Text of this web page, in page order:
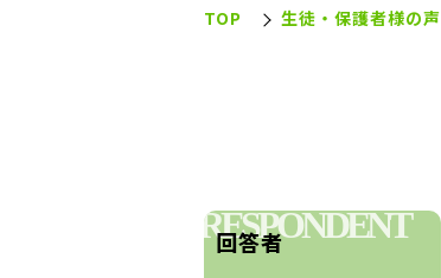
TOP 生徒・保護者様の声
RESPONDENT
回答者